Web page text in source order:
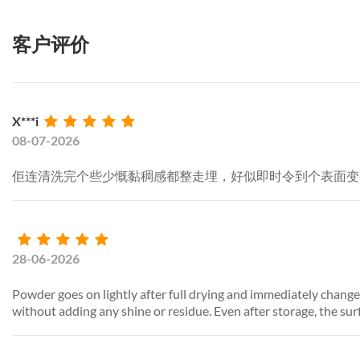
客户评价
X***i
08-07-2026
佢连清洗完个些少慨黏稠感都整走埋，好似即时令到个表面
28-06-2026
Powder goes on lightly after full drying and immediately
without adding any shine or residue. Even after storage, the